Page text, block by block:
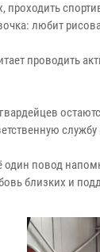
проходить
любит
проводить
повод
близких и